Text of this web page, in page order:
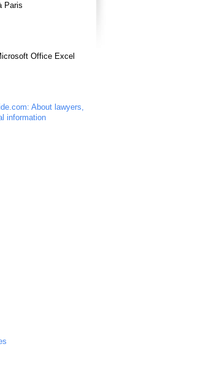
Paris
Office Excel
About lawyers,
information